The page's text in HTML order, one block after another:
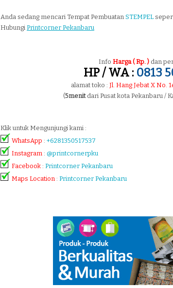
Anda sedang mencari Tempat Pembuatan STEMPEL
Hubungi Printcorner Pekanbaru
Info Harga ( Rp. ) dan
HP / WA : 0813
alamat toko : Jl. Hang Jebat X No.
(5menitdari Pusat kota Pekanbaru /
Klik untuk Mengunjungi kami :
WhatsApp : +6281350517537
Instagram : @printcornerpku
Facebook : Printcorner Pekanbaru
Maps Location : Printcorner Pekanbaru